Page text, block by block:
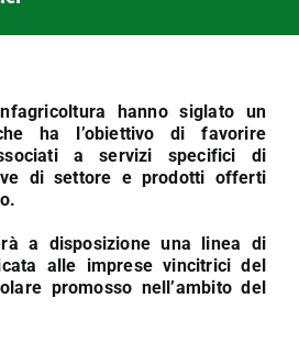
hanno siglato un
ha l’obiettivo di favorire
a servizi specifici di
di settore e prodotti offerti
a disposizione una linea di
alle imprese vincitrici del
promosso nell’ambito del